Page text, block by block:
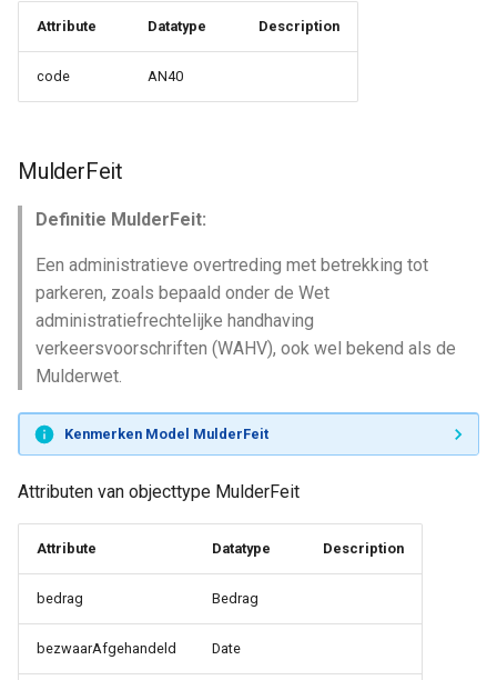
Attribute Datatype Description
code AN40
MulderFeit
Definitie MulderFeit:
Een administratieve overtreding met betrekking tot
parkeren, zoals bepaald onder de Wet
administratiefrechtelijke handhaving
verkeersvoorschriften (WAHV), ook wel bekend als de
Mulderwet.
Kenmerken Model MulderFeit
Attributen van objecttype MulderFeit
Attribute Datatype Description
bedrag Bedrag
bezwaarAfgehandeld Date